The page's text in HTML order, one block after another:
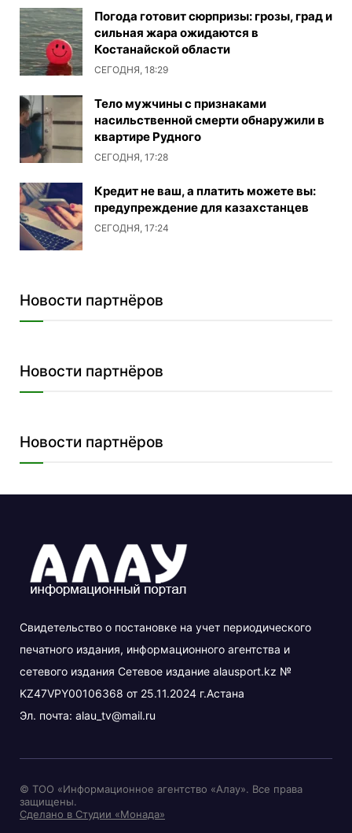
Погода готовит сюрпризы: грозы, град и
сильная жара ожидаются в
Костанайской области
СЕГОДНЯ, 18:29
Тело мужчины с признаками
насильственной смерти обнаружили в
квартире Рудного
СЕГОДНЯ, 17:28
Кредит не ваш, а платить можете вы:
предупреждение для казахстанцев
СЕГОДНЯ, 17:24
Новости партнёров
Новости партнёров
Новости партнёров
Свидетельство о постановке на учет периодического
печатного издания, информационного агентства и
сетевого издания Сетевое издание alausport.kz №
KZ47VPY00106368 от 25.11.2024 г.Астана
Эл. почта: alau_tv@mail.ru
© ТОО «Информационное агентство «Алау». Все права
защищены.
Сделано в Студии «Монада»